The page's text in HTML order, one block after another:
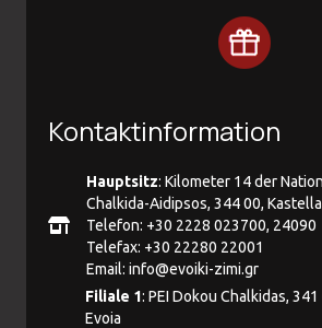
Kontaktinformation
Hauptsitz: Kilometer 14 der
Chalkida-Aidipsos, 344 00,
Telefon: +30 2228 023700, 24090
Telefax: +30 22280 22001
Email: info@evoiki-zimi.gr
Filiale 1: PEI Dokou Chalkidas,
Evoia